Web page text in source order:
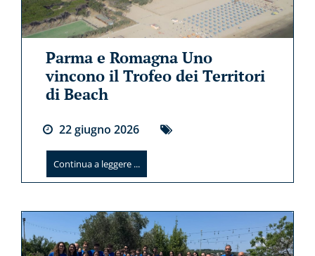
Parma e Romagna Uno
vincono il Trofeo dei Territori
di Beach
22giugno 2026
Continua a leggere ...